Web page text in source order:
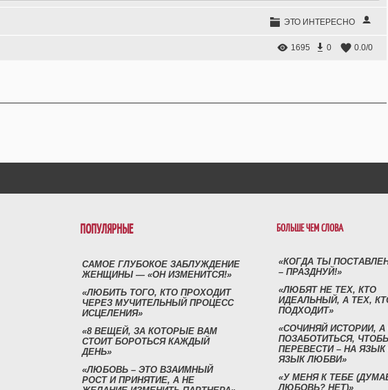
ЭТО ИНТЕРЕСНО
1695 0 0.0/0
ПОПУЛЯРНЫЕ
САМОЕ ГЛУБОКОЕ ЗАБЛУЖДЕНИЕ
ЖЕНЩИНЫ — «ОН ИЗМЕНИТСЯ!»
«ЛЮБИТЬ ТОГО, КТО ПРОХОДИТ
ЧЕРЕЗ МУЧИТЕЛЬНЫЙ ПРОЦЕСС
ИСЦЕЛЕНИЯ»
«8 ВЕЩЕЙ, ЗА КОТОРЫЕ ВАМ
СТОИТ БОРОТЬСЯ КАЖДЫЙ
ДЕНЬ»
«ЛЮБОВЬ – ЭТО ВЗАИМНЫЙ
РОСТ И ПРИНЯТИЕ, А НЕ
БОЛЬШЕ ЧЕМ СЛОВА
«КОГДА ТЫ
– ПРАЗДНУЙ!»
«ЛЮБЯТ НЕ ТЕХ, КТО
ИДЕАЛЬНЫЙ, А ТЕХ,
ПОДХОДИТ»
«СОЧИНЯЙ ИСТОРИИ,
ПОЗАБОТИТЬСЯ,
ПЕРЕВЕСТИ – НА ЯЗЫК
ЯЗЫК ЛЮБВИ»
«У МЕНЯ К ТЕБЕ
ЛЮБОВЬ? НЕТ)»